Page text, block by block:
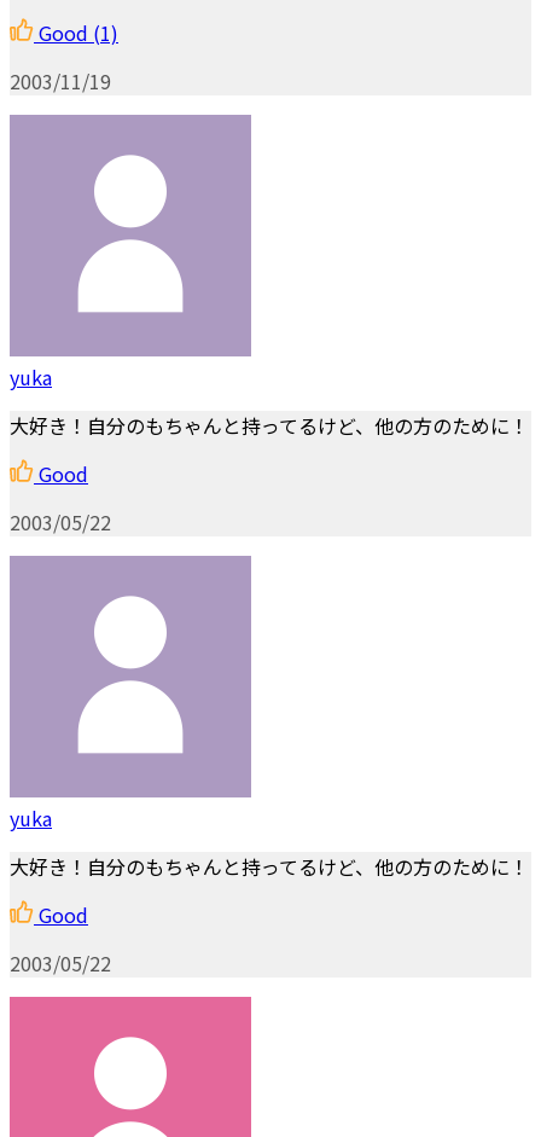
Good (1)
2003/11/19
yuka
大好き！自分のもちゃんと持ってるけど、他の方のために！
Good
2003/05/22
yuka
大好き！自分のもちゃんと持ってるけど、他の方のために！
Good
2003/05/22